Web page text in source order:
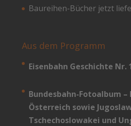
Baureihen-Bücher jetzt
Aus dem Programm
Eisenbahn Geschichte Nr.
Bundesbahn-­Fotoalbum –
Österreich sowie
Tschechoslowakei und